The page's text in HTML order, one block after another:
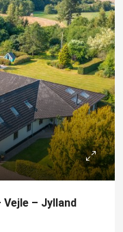
– Jylland